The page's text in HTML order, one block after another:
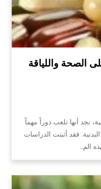
الصحة واللياقة
نجد أنها تلعب دوراً مهماً
فقد أثبتت الدراسات
الم…